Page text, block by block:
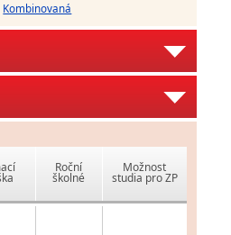
Kombinovaná
Roční
školné
Možnost
studia pro ZP